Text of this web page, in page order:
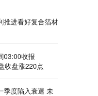
推进看好复合箔材
03:00收报
收盘涨220点
季度陷入衰退 未